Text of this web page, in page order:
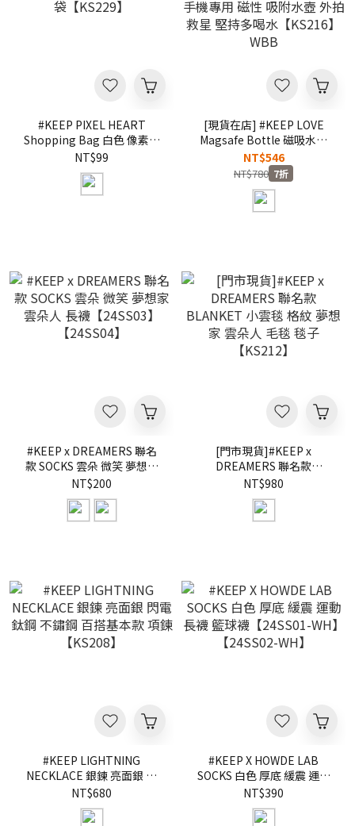
#KEEP PIXEL HEART
Shopping Bag 白色 像素愛
心 手提 購物袋 環保袋 收納
袋【KS229】
NT$99
[現貨在店] #KEEP LOVE
Magsafe Bottle 磁吸水壺
不鏽鋼 保冷壺 保溫瓶 手機架
手機專用 磁性 吸附水壺 外拍
救星 堅持多喝水【KS216】
WBB
NT$546
NT$780 7折
#KEEP x DREAMERS 聯名
款 SOCKS 雲朵 微笑 夢想家
雲朵人 長襪【24SS03】
【24SS04】
NT$200
[門市現貨]#KEEP x
DREAMERS 聯名款
BLANKET 小雲毯 格紋 夢想
家 雲朵人 毛毯 毯子
【KS212】
NT$980
#KEEP LIGHTNING
NECKLACE 銀鍊 亮面銀 閃
電 鈦鋼 不鏽鋼 百搭基本款
項鍊【KS208】
NT$680
#KEEP X HOWDE LAB
SOCKS 白色 厚底 緩震 運動
長襪 籃球襪【24SS01-WH】
【24SS02-WH】
NT$390